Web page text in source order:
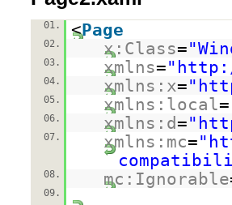
01. <Page
02. x:Class=
03. xmlns="
04. xmlns:x="
05. xmlns:local=
06. xmlns:d="
07. xmlns:mc="
08. mc:Ignorable
09.